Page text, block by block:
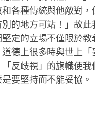
各種傳統與他敵對
的地方可站！」故此
定的立場不僅限於
德上很多時與世上「
反歧視」的旗幟使我
要堅持而不能妥協。